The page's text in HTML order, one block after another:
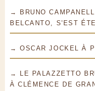
→ BRUNO
BELCANTO, S'EST
→ OSCAR JOCKEL À
→ LE PALAZZETTO
À CLÉMENCE DE